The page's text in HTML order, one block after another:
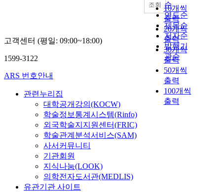
순
연도순
제목순
저자순
발행기
관순
10개씩
출력
20개씩
출력
30개씩
출력
50개씩
출력
100개씩
출력
조회
고객센터 (평일: 09:00~18:00)
1599-3122
ARS 번호안내
관련누리집
대학공개강의(KOCW)
학술정보통계시스템(Rinfo)
외국학술지지원센터(FRIC)
학술관계분석서비스(SAM)
사서커뮤니티
기관회원
지식나눔(LOOK)
의학전자도서관(MEDLIS)
유관기관 사이트